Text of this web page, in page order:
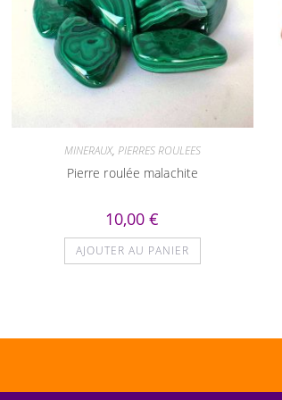
MINERAUX, PIERRES ROULEES
Pierre roulée malachite
10,00€
AJOUTER AU PANIER